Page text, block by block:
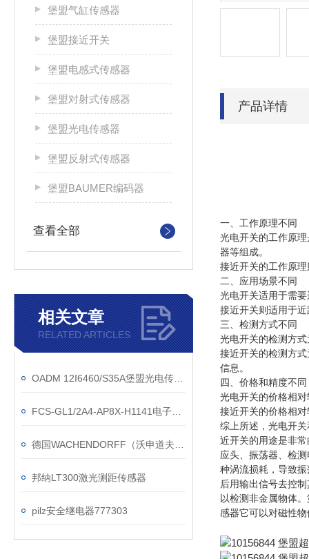
堡盟气缸传感器
堡盟接近开关
堡盟电感式传感器
堡盟对射式传感器
堡盟光电传感器
堡盟反射式传感器
堡盟BAUMER编码器
查看全部
相关文章
RELATED ARTICLES
邦纳LT300激光测距传感器
pilz安全继电器777303
产品详情
一、工作原理不同
光电开关的工作原
器等组成。
接近开关的工作原
二、应用场景不同
光电开关适用于需
接近开关则适用于
三、检测方式不同
光电开关的检测方
接近开关的检测方
信息。
四、价格和精度不同
光电开关的价格相
接近开关的价格相
综上所述，光电开
近开关的用途是非
应头、振荡器、检
种涡流损耗，导致
后用输出信号去控
以检测非金属物体
感器它可以对磁性